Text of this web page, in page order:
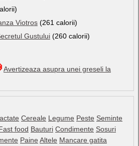
Viotros (261 calorii)
Gustului (260 calorii)
Avertizeaza asupra unei greseli la
Cereale Legume Peste Seminte
food Bauturi Condimente Sosuri
Paine Altele Mancare gatita